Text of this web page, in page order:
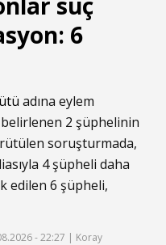
6
adına eylem
2 şüphelinin
soruşturmada,
4 şüpheli daha
edilen 6 şüpheli,
- 22:27 | Koray